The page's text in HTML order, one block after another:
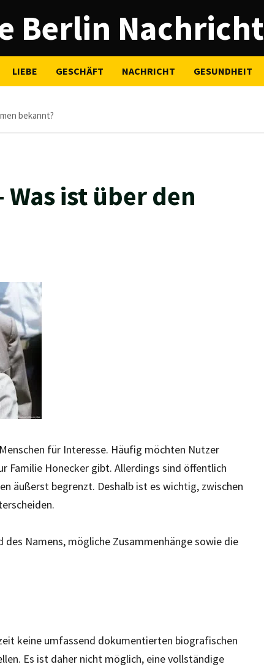
Berlin Nachricht
LIEBE GESCHÄFT NACHRICHT GESUNDHEIT
bekannt?
ist über den
für Interesse. Häufig möchten Nutzer
Familie Honecker gibt. Allerdings sind öffentlich
äußerst begrenzt. Deshalb ist es wichtig, zwischen
Namens, mögliche Zusammenhänge sowie die
keine umfassend dokumentierten biografischen
Es ist daher nicht möglich, eine vollständige